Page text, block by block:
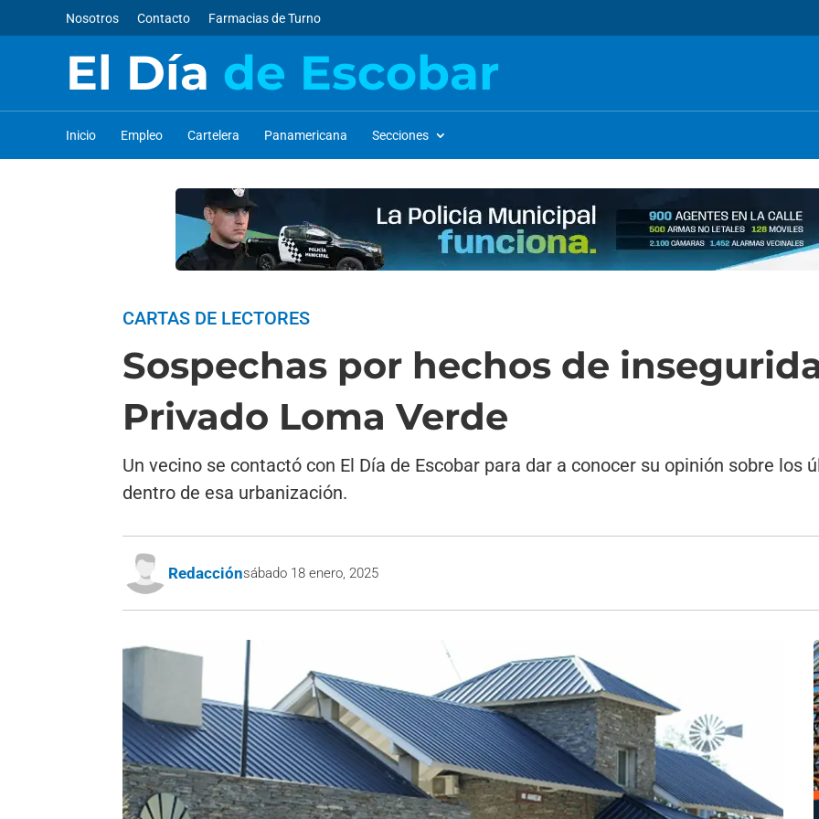
Nosotros Contacto Farmacias de Turno
El Día de Escobar
Inicio Empleo Cartelera Panamericana Secciones
CARTAS DE LECTORES
Sospechas por hechos de
Privado Loma Verde
Un vecino se contactó con El Día de Escobar para dar a conocer su opinión sobre
dentro de esa urbanización.
Redacciónsábado 18 enero, 2025